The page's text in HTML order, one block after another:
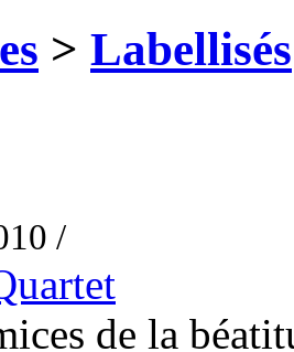
> Labellisés
/
de la